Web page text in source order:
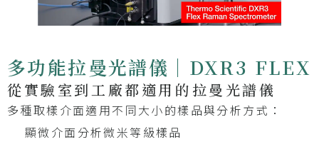
多功能拉曼光譜儀｜DXR3 FLEX
從實驗室到工廠都適用的拉曼光譜儀
多種取樣介面適用不同大小的樣品與分析方式：
顯微介面分析微米等級樣品